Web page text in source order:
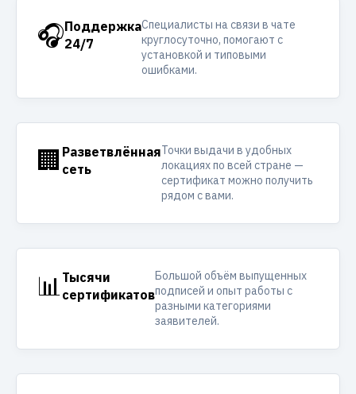
🎧Поддержка
24/7
Специалисты на связи в чате
круглосуточно, помогают с
установкой и типовыми
ошибками.
🏢 Разветвлённая
сеть
Точки выдачи в удобных
локациях по всей стране —
сертификат можно получить
рядом с вами.
📊 Тысячи
сертификатов
Большой объём выпущенных
подписей и опыт работы с
разными категориями
заявителей.